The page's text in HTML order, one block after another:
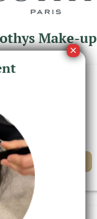
Make-up
SOTHYS MAKE-UP